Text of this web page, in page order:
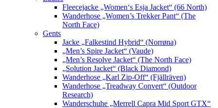
Fleecejacke „Women‘s Esja Jacket“ (66 North)
Wanderhose „Women’s Trekker Pant“ (The
North Face)
Gents
Jacke „Falkestind Hybrid“ (Norrøna)
„Men’s Spire Jacket“ (Vaude)
„Men’s Resolve Jacket“ (The North Face)
„Solution Jacket“ (Black Diamond)
Wanderhose „Karl Zip-Off“ (Fjällräven)
Wanderhose „Treadway Convert“ (Outdoor
Research)
Wanderschuhe „Merrell Capra Mid Sport GTX“